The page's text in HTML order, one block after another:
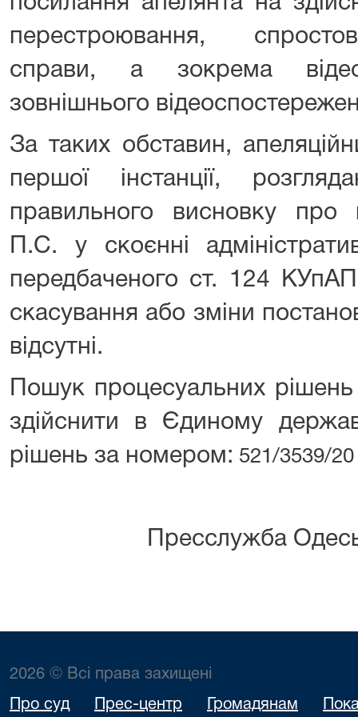
перестроювання,
справи, а зокрема
зовнішнього
За таких обставин,
першої інстанції,
правильного висновку про
П.С. у скоєнні
передбаченого ст. 124
скасування або зміни
відсутні.
Пошук процесуальних
здійснити в Єдиному
рішень за номером: 521/3539/20
Пресслужба
2026 © Всі права захищені
Про суд Прес-центр Громадянам